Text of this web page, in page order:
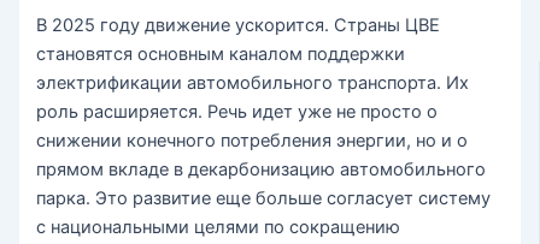
В 2025 году движение ускорится. Страны ЦВЕ
становятся основным каналом поддержки
электрификации автомобильного транспорта. Их
роль расширяется. Речь идет уже не просто о
снижении конечного потребления энергии, но и о
прямом вкладе в декарбонизацию автомобильного
парка. Это развитие еще больше согласует систему
с национальными целями по сокращению